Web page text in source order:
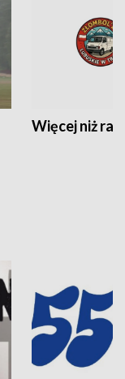
Więcej niż rajd